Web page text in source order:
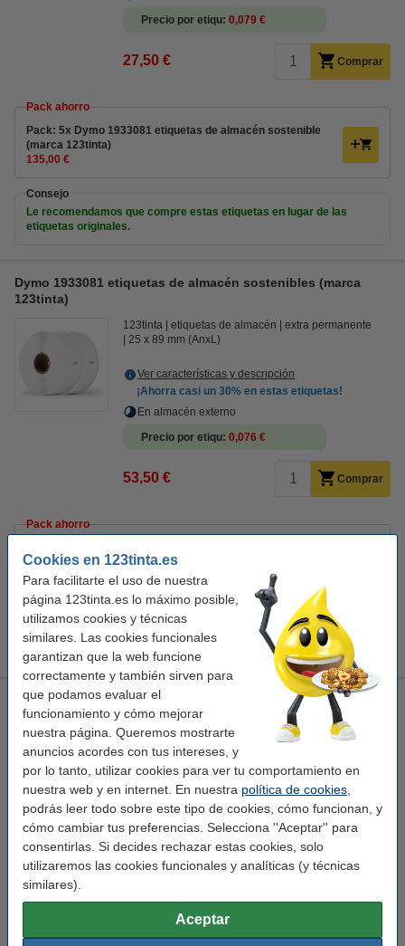
Cookies en 123tinta.es
Para facilitarte el uso de nuestra
página 123tinta.es lo máximo posible,
utilizamos cookies y técnicas
similares. Las cookies funcionales
garantizan que la web funcione
correctamente y también sirven para
que podamos evaluar el
funcionamiento y cómo mejorar
nuestra página. Queremos mostrarte
anuncios acordes con tus intereses, y
por lo tanto, utilizar cookies para ver tu comportamiento en
nuestra web y en internet. En nuestra política de cookies
podrás leer todo sobre este tipo de cookies, cómo funcionan, y
cómo cambiar tus preferencias. Selecciona ''Aceptar'' para
consentirlas. Si decides rechazar estas cookies, solo
utilizaremos las cookies funcionales y analíticas (y técnicas
similares).
Aceptar
Precio por etiqu 0,079 €
27,50 € Comprar
Pack ahorro
Pack: 5x Dymo 1933081 etiquetas de almacén sostenible
(marca 123tinta)
135,00 €
Consejo
Le recomendamos que compre estas etiquetas en lugar de las
etiquetas originales.
Dymo 1933081 etiquetas de almacén sostenibles (marca
123tinta)
123tinta etiquetas de almacén
extra permanente
25 x 89 mm (AnxL)
Ver características y descripción
¡Ahorra casi un 30% en estas etiquetas!
En almacén externo
Precio por etiqu 0,076 €
53,50 € Comprar
Pack ahorro
(marca 123tinta)
135,00 €
Consejo
Le recomendamos que utilice estas etiquetas en lugar de las
etiquetas originales.
Pack: 5x Dymo 1933081 etiquetas de almacén sostenible
(marca 123tinta)
123tinta etiquetas de almacén
extra permanente
25 x 89 mm (AnxL)
Ver características y descripción
En almacén externo
Te recomendamos que compres estas etiquetas en lugar de las